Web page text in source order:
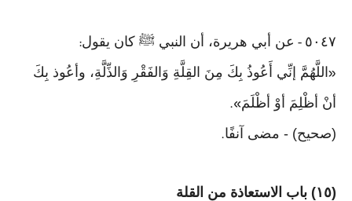
٥٠٤٧ - عن أبي هريرة، أن النبي ﷺ كان يقول:
« اللَّهُمَّ إنِّي أَعُوذُ بِكَ مِنَ القِلَّةِ وَالفَقْرِ وَالذِّلَّةِ، وأعُوذ بِكَ
أنْ أظْلِمَ أوْ أظْلَمَ».
(صحيح) - مضى آنفًا.
(١٥) باب الاستعاذة من القلة